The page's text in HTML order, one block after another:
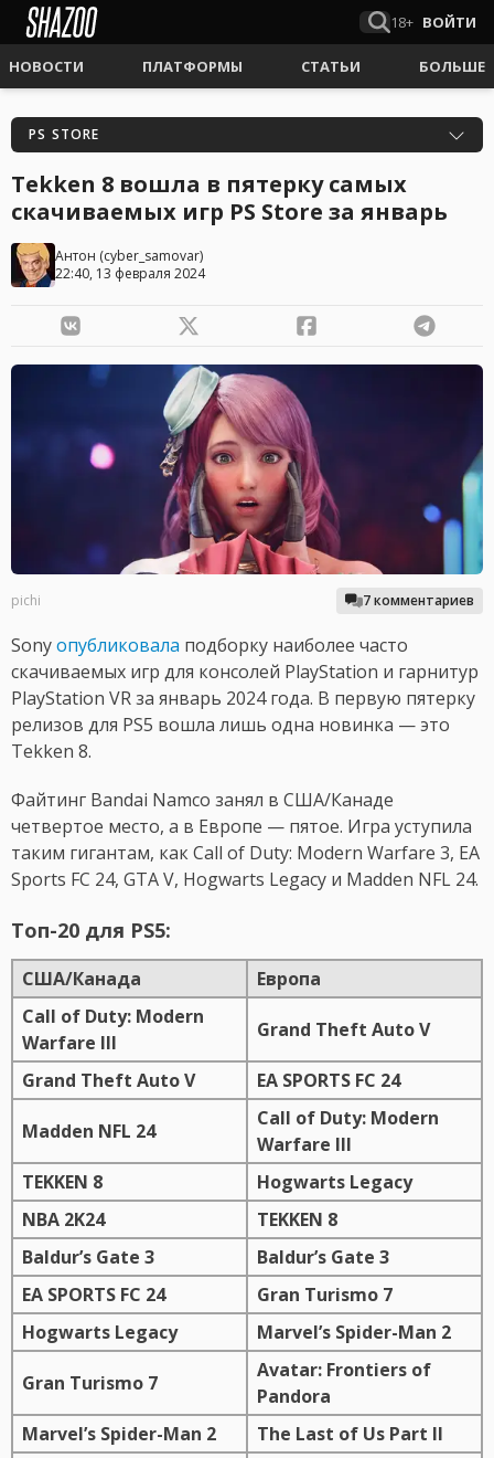
18+ ВОЙТИ
НОВОСТИ ПЛАТФОРМЫ СТАТЬИ БОЛЬШЕ
PS STORE
Tekken 8 вошла в пятерку самых
скачиваемых игр PS Store за январь
Антон (cyber_samovar)
22:40, 13 февраля 2024
pichi 7 комментариев
Sonyопубликовала подборку наиболее часто
скачиваемых игр для консолей PlayStation и гарнитур
PlayStation VR за январь 2024 года. В первую пятерку
релизов для PS5 вошла лишь одна новинка — это
Tekken 8.
Файтинг Bandai Namco занял в США/Канаде
четвертое место, а в Европе — пятое. Игра уступила
таким гигантам, как Call of Duty: Modern Warfare 3, EA
Sports FC 24, GTA V, Hogwarts Legacy и Madden NFL 24.
Топ-20 для PS5:
США/Канада
Европа
Call of Duty: Modern
Warfare III
Grand Theft Auto V
Grand Theft Auto V EA SPORTS FC 24
Madden NFL 24
Call of Duty: Modern
Warfare III
TEKKEN 8
Hogwarts Legacy
NBA 2K24
TEKKEN 8
Baldur’s Gate 3
Baldur’s Gate 3
EA SPORTS FC 24
Gran Turismo 7
Hogwarts Legacy
Marvel’s Spider-Man 2
Gran Turismo 7
Avatar: Frontiers of
Pandora
Marvel’s Spider-Man 2
The Last of Us Part II